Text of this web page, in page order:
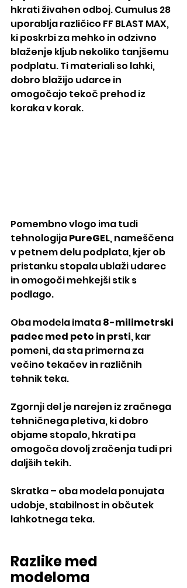
hkrati živahen odboj. Cumulus 28
uporablja različico FF BLAST MAX,
ki poskrbi za mehko in odzivno
blaženje kljub nekoliko tanjšemu
podplatu. Ti materiali so lahki,
dobro blažijo udarce in
omogočajo tekoč prehod iz
koraka v korak.
Pomembno vlogo ima tudi
tehnologija PureGEL, nameščena
v petnem delu podplata, kjer ob
pristanku stopala ublaži udarec
in omogoči mehkejši stik s
podlago.
Oba modela imata 8-milimetrski
padec med peto in prsti, kar
pomeni, da sta primerna za
večino tekačev in različnih
tehnik teka.
Zgornji del je narejen iz zračnega
tehničnega pletiva, ki dobro
objame stopalo, hkrati pa
omogoča dovolj zračenja tudi pri
daljših tekih.
Skratka – oba modela ponujata
udobje, stabilnost in občutek
lahkotnega teka.
Razlike med
modeloma